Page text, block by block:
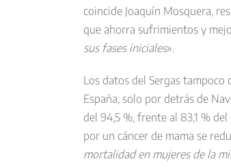
coincide Joaquín Mosquera,
que ahorra sufrimientos y
sus fases iniciales».
Los datos del Sergas
España, solo por detrás de
del 94,5 %, frente al 83,1 %
por un cáncer de mama se
mortalidad en mujeres de la